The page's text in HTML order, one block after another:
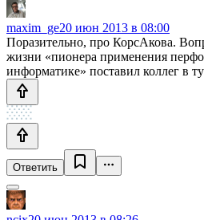
maxim_ge20 июн 2013 в 08:00
Поразительно, про КорсАкова.
жизни «пионера применения
информатике» поставил коллег в
Ответить